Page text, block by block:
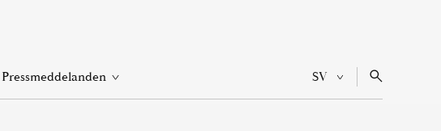
Pressmeddelanden Open
SV
Current
language
EN
Switch
Search